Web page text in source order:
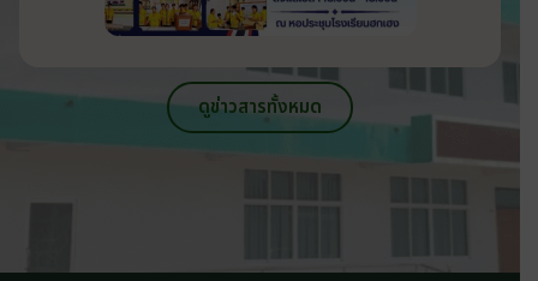
ดูข่าวสารทั้งหมด